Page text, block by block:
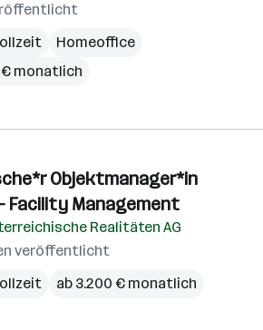
Homeoffice
€ monatlich
Objektmanager*in
Facility Management
Realitäten AG
veröffentlicht
ab 3.200 € monatlich